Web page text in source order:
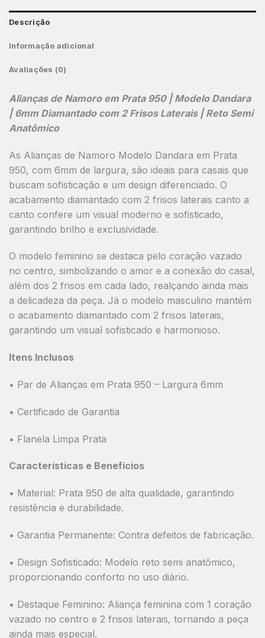
Descrição
Informação adicional
Avaliações (0)
Alianças de Namoro em Prata 950 | Modelo Dandara
| 6mm Diamantado com 2 Frisos Laterais | Reto Semi
Anatômico
As Alianças de Namoro Modelo Dandara em Prata
950, com 6mm de largura, são ideais para casais que
buscam sofisticação e um design diferenciado. O
acabamento diamantado com 2 frisos laterais canto a
canto confere um visual moderno e sofisticado,
garantindo brilho e exclusividade.
O modelo feminino se destaca pelo coração vazado
no centro, simbolizando o amor e a conexão do casal,
além dos 2 frisos em cada lado, realçando ainda mais
a delicadeza da peça. Já o modelo masculino mantém
o acabamento diamantado com 2 frisos laterais,
garantindo um visual sofisticado e harmonioso.
Itens Inclusos
• Par de Alianças em Prata 950 – Largura 6mm
• Certificado de Garantia
• Flanela Limpa Prata
Características e Benefícios
• Material: Prata 950 de alta qualidade, garantindo
resistência e durabilidade.
• Garantia Permanente: Contra defeitos de fabricação.
• Design Sofisticado: Modelo reto semi anatômico,
proporcionando conforto no uso diário.
• Destaque Feminino: Aliança feminina com 1 coração
vazado no centro e 2 frisos laterais, tornando a peça
ainda mais especial.